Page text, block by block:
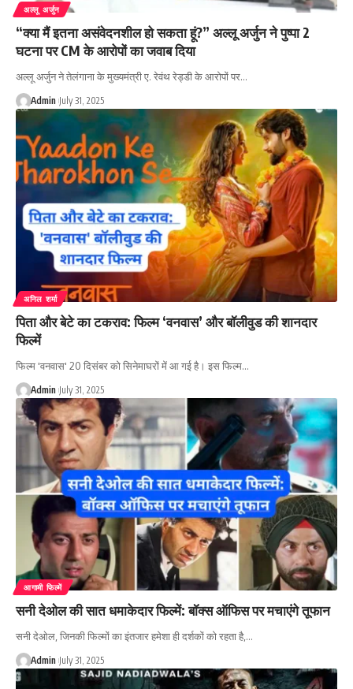
अल्लू अर्जुन
“क्या मैं इतना असंवेदनशील हो सकता हूं?” अल्लू अर्जुन ने पुष्पा 2
घटना पर CM के आरोपों का जवाब दिया
अल्लू अर्जुन ने तेलंगाना के मुख्यमंत्री ए. रेवंथ रेड्डी के आरोपों पर…
Admin July 31, 2025
अनिल शर्मा
पिता और बेटे का टकराव: फिल्म ‘वनवास’ और बॉलीवुड की शानदार
फिल्में
फिल्म 'वनवास' 20 दिसंबर को सिनेमाघरों में आ गई है। इस फिल्म…
Admin July 31, 2025
आगामी फिल्में
सनी देओल की सात धमाकेदार फिल्में: बॉक्स ऑफिस पर मचाएंगे तूफान
सनी देओल, जिनकी फिल्मों का इंतजार हमेशा ही दर्शकों को रहता है,…
Admin July 31, 2025